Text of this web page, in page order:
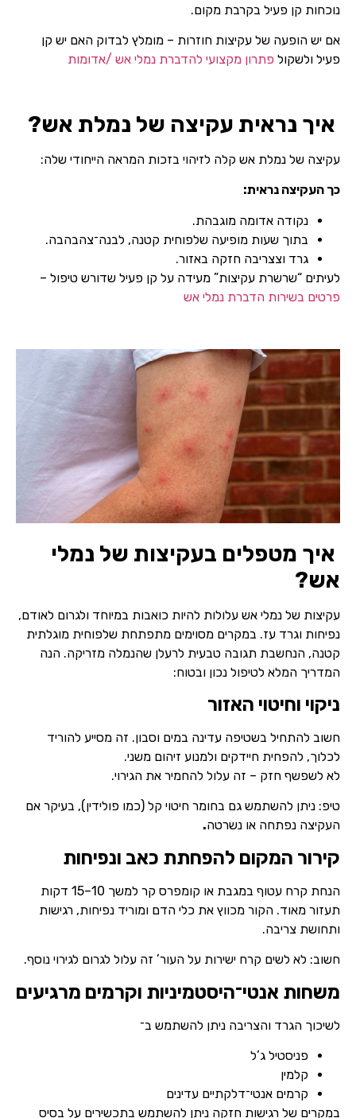
נוכחות קן פעיל בקרבת מקום.
אם יש הופעה של עקיצות חוזרות – מומלץ לבדוק האם יש קן
פעיל ולשקול פתרון מקצועי להדברת נמלי אש /אדומות
איך נראית עקיצה של נמלת אש?
עקיצה של נמלת אש קלה לזיהוי בזכות המראה הייחודי שלה:
כך העקיצה נראית:
נקודה אדומה מוגבהת.
בתוך שעות מופיעה שלפוחית קטנה, לבנה־צהבהבה.
גרד וצצריבה חזקה באזור.
לעיתים “שרשרת עקיצות” מעידה על קן פעיל שדורש טיפול –
פרטים בשירות הדברת נמלי אש
איך מטפלים בעקיצות של נמלי
אש?
עקיצות של נמלי אש עלולות להיות כואבות במיוחד ולגרום לאודם,
נפיחות וגרד עז. במקרים מסוימים מתפתחת שלפוחית מוגלתית
קטנה, הנחשבת תגובה טבעית לרעלן שהנמלה מזריקה. הנה
המדריך המלא לטיפול נכון ובטוח:
ניקוי וחיטוי האזור
חשוב להתחיל בשטיפה עדינה במים וסבון. זה מסייע להוריד
לכלוך, להפחית חיידקים ולמנוע זיהום משני.
לא לשפשף חזק – זה עלול להחמיר את הגירוי.
טיפ: ניתן להשתמש גם בחומר חיטוי קל (כמו פולידין), בעיקר אם
העקיצה נפתחה או נשרטה.
קירור המקום להפחתת כאב ונפיחות
הנחת קרח עטוף במגבת או קומפרס קר למשך 10–15 דקות
תעזור מאוד. הקור מכווץ את כלי הדם ומוריד נפיחות, רגישות
ותחושת צריבה.
חשוב: לא לשים קרח ישירות על העור’ זה עלול לגרום לגירוי נוסף.
משחות אנטי־היסטמיניות וקרמים מרגיעים
לשיכוך הגרד והצריבה ניתן להשתמש ב־
פניסטיל ג’ל
קלמין
קרמים אנטי־דלקתיים עדינים
במקרים של רגישות חזקה ניתן להשתמש בתכשירים על בסיס